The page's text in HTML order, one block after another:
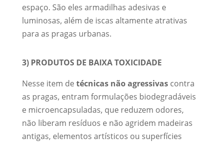
espaço. São eles armadilhas adesivas e
luminosas, além de iscas altamente atrativas
para as pragas urbanas.
3) PRODUTOS DE BAIXA TOXICIDADE
Nesse item de técnicas não agressivas contra
as pragas, entram formulações biodegradáveis
e microencapsuladas, que reduzem odores,
não liberam resíduos e não agridem madeiras
antigas, elementos artísticos ou superfícies